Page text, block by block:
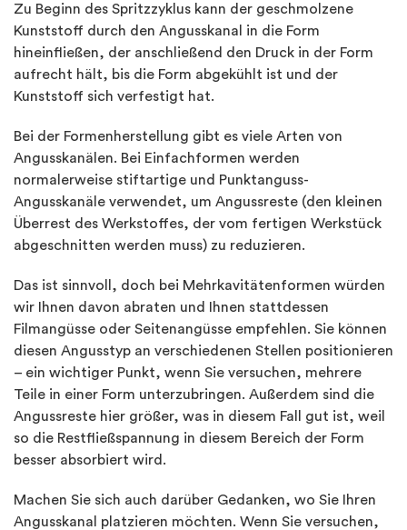
Zu Beginn des Spritzzyklus kann der geschmolzene
Kunststoff durch den Angusskanal in die Form
hineinfließen, der anschließend den Druck in der Form
aufrecht hält, bis die Form abgekühlt ist und der
Kunststoff sich verfestigt hat.
Bei der Formenherstellung gibt es viele Arten von
Angusskanälen. Bei Einfachformen werden
normalerweise stiftartige und Punktanguss-
Angusskanäle verwendet, um Angussreste (den kleinen
Überrest des Werkstoffes, der vom fertigen Werkstück
abgeschnitten werden muss) zu reduzieren.
Das ist sinnvoll, doch bei Mehrkavitätenformen würden
wir Ihnen davon abraten und Ihnen stattdessen
Filmangüsse oder Seitenangüsse empfehlen. Sie können
diesen Angusstyp an verschiedenen Stellen positionieren
– ein wichtiger Punkt, wenn Sie versuchen, mehrere
Teile in einer Form unterzubringen. Außerdem sind die
Angussreste hier größer, was in diesem Fall gut ist, weil
so die Restfließspannung in diesem Bereich der Form
besser absorbiert wird.
Machen Sie sich auch darüber Gedanken, wo Sie Ihren
Angusskanal platzieren möchten. Wenn Sie versuchen,